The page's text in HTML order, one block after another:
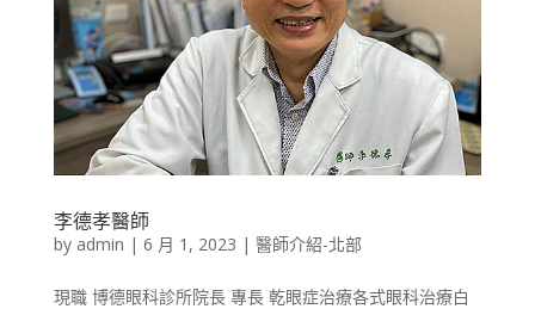
李德孝醫師
by admin | 6 月 1, 2023 | 醫師介紹-北部
現職 博德眼科診所院長 專長 乾眼症治療各式眼科治療白